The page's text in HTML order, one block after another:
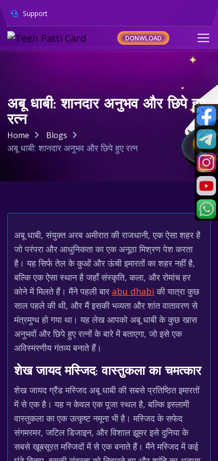
Support
DONWLOAD
अबू धाबी: शानदार अनुभव और छिपे हुए
रत्न
Home Blogs
अबू धाबी: शानदार अनुभव और छिपे हुए रत्न
अबू धाबी, संयुक्त अरब अमीरात की राजधानी, एक ऐसा शहर है
जो परंपरा और आधुनिकता का एक अनूठा मिश्रण पेश करता
है। यह सिर्फ तेल के कुओं और ऊंची इमारतों का शहर नहीं है,
बल्कि एक ऐसा स्थान है जहाँ संस्कृति, कला, और रोमांच हर
कोने में मिलते हैं। मैंने पहली बार abu dhabi की यात्रा कुछ
साल पहले की थी, और मैं इसकी भव्यता और शांत वातावरण से
मंत्रमुग्ध हो गया था। यह लेख आपको अबू धाबी के कुछ खास
अनुभवों और छिपे हुए रत्नों के बारे में बताएगा, जो इसे एक
अविस्मरणीय गंतव्य बनाते हैं।
शेख जायद मस्जिद: वास्तुकला का चमत्कार
शेख जायद ग्रैंड मस्जिद अबू धाबी की सबसे प्रतिष्ठित इमारतों
में से एक है। यह न केवल एक पूजा स्थल है, बल्कि इस्लामी
वास्तुकला का एक उत्कृष्ट नमूना भी है। मस्जिद के सफेद
संगमरमर, जटिल डिजाइन, और विशाल झूमर इसे दुनिया के
सबसे खूबसूरत मस्जिदों में से एक बनाते हैं। मैंने मस्जिद में कई